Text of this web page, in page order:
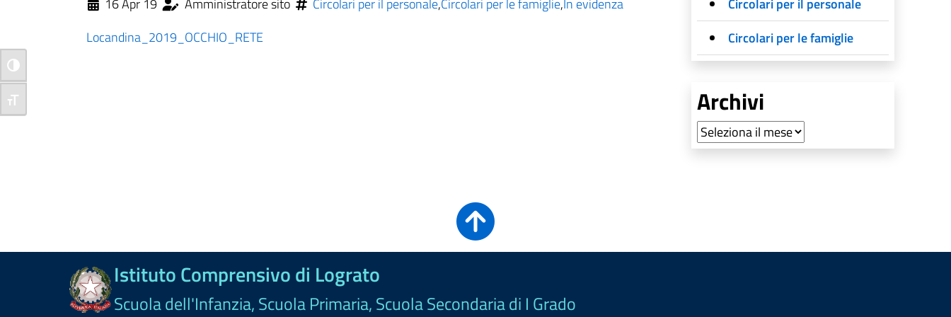
Attiva/disattiva alto contrasto
Attiva/disattiva dimensione testo
16 Apr 19 Amministratore sito Circolari per il personale,Circolari per le famiglie,In evidenza
Locandina_2019_OCCHIO_RETE
Circolari per il personale
Circolari per le famiglie
Archivi
Archivi
Istituto Comprensivo di Lograto
Scuola dell'Infanzia, Scuola Primaria, Scuola Secondaria di I Grado